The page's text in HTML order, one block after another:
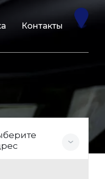
Контакты